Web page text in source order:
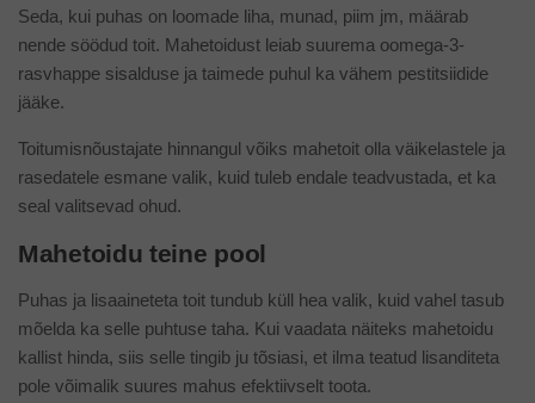
Seda, kui puhas on loomade liha, munad, piim jm, määrab
nende söödud toit. Mahetoidust leiab suurema oomega-3-
rasvhappe sisalduse ja taimede puhul ka vähem pestitsiidide
jääke.
Toitumisnõustajate hinnangul võiks mahetoit olla väikelastele ja
rasedatele esmane valik, kuid tuleb endale teadvustada, et ka
seal valitsevad ohud.
Mahetoidu teine pool
Puhas ja lisaaineteta toit tundub küll hea valik, kuid vahel tasub
mõelda ka selle puhtuse taha. Kui vaadata näiteks mahetoidu
kallist hinda, siis selle tingib ju tõsiasi, et ilma teatud lisanditeta
pole võimalik suures mahus efektiivselt toota.